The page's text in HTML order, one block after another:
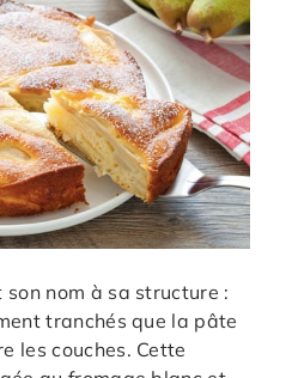
nom à sa structure :
tranchés que la pâte
les couches. Cette